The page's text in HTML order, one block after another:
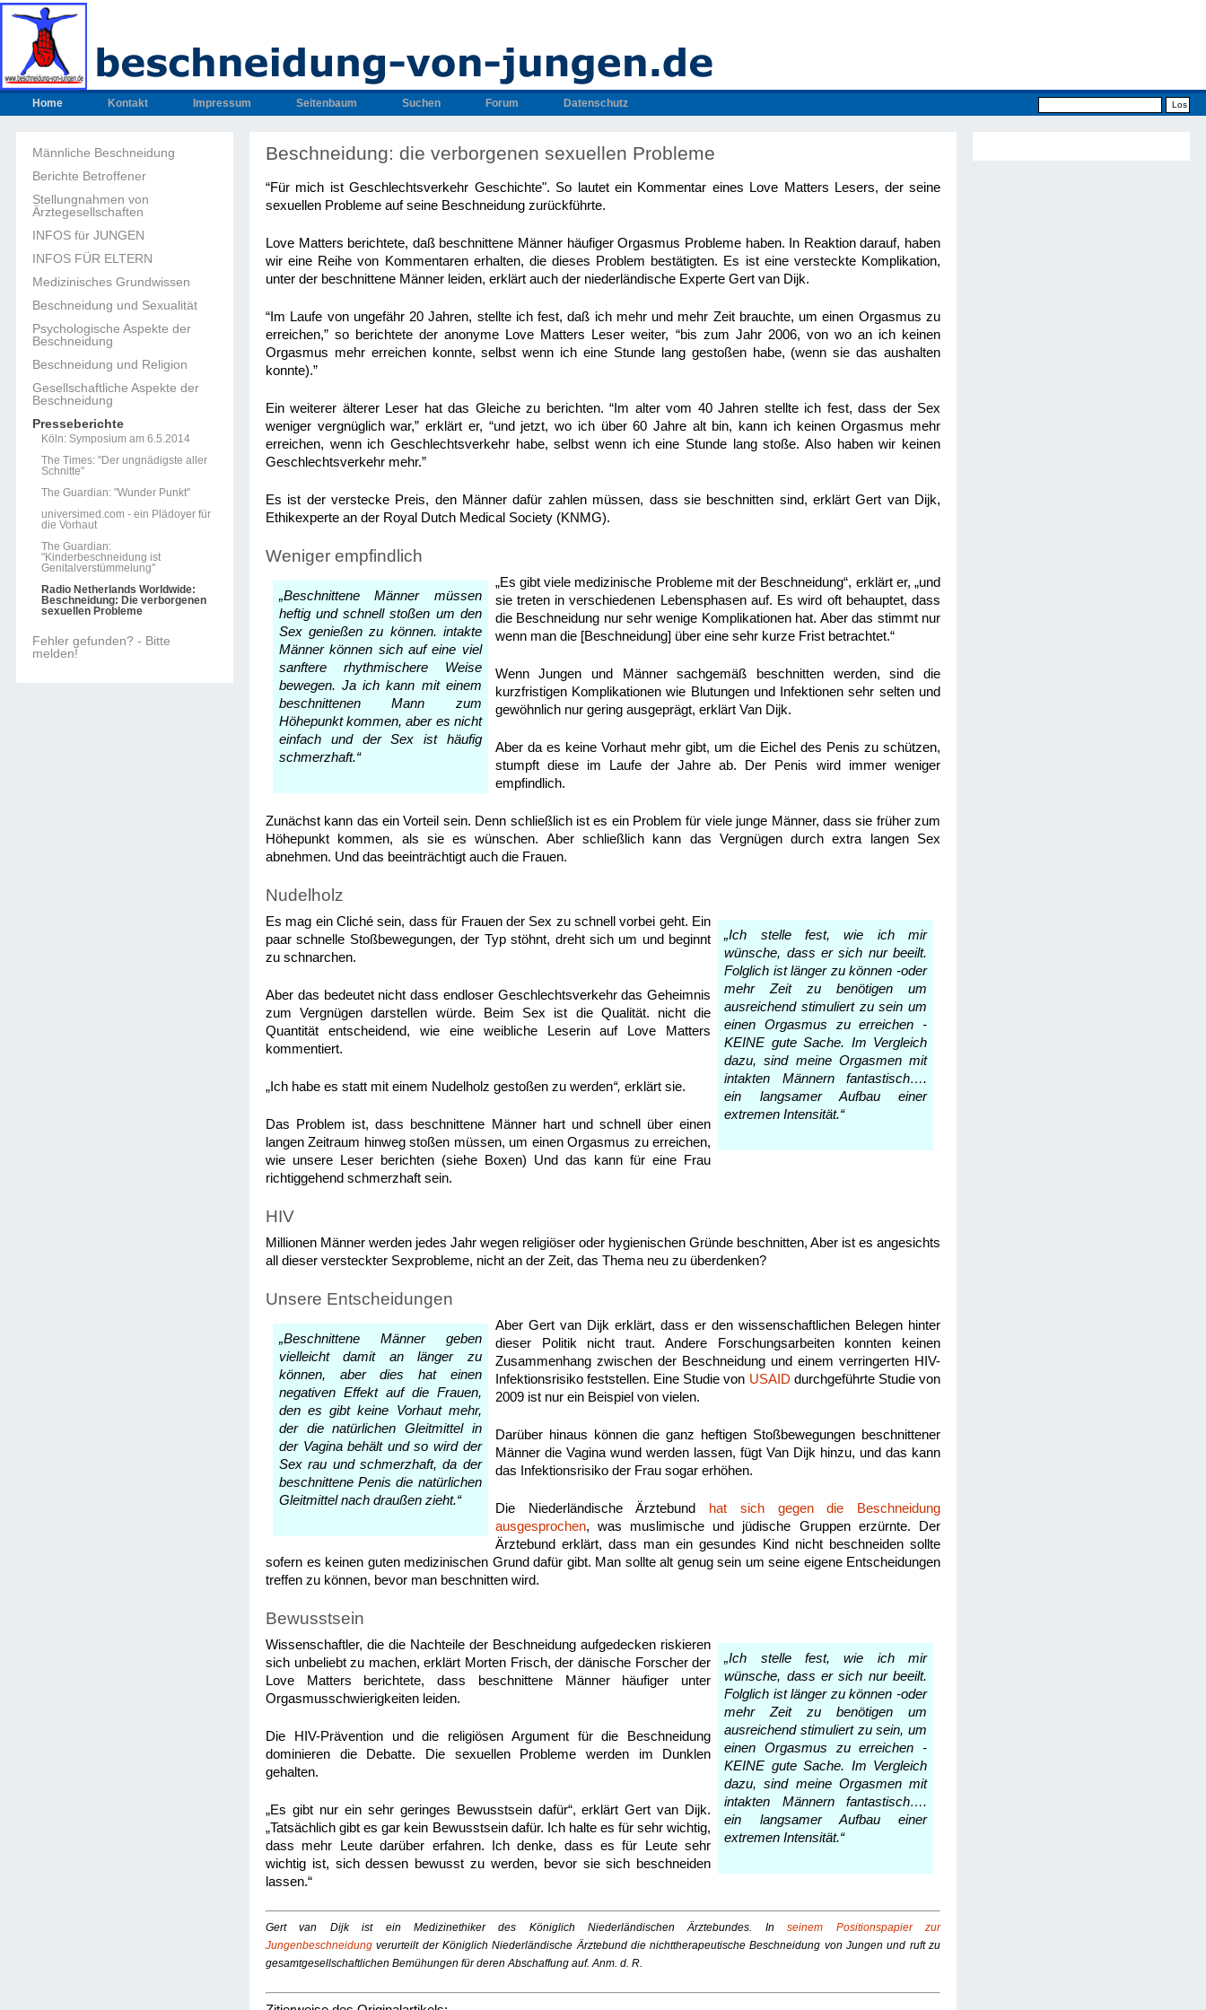
Home Kontakt Impressum Seitenbaum Suchen Forum Datenschutz
Männliche Beschneidung
Berichte Betroffener
Stellungnahmen von
Ärztegesellschaften
INFOS für JUNGEN
INFOS FÜR ELTERN
Medizinisches Grundwissen
Beschneidung und Sexualität
Psychologische Aspekte der
Beschneidung
Beschneidung und Religion
Gesellschaftliche Aspekte der
Beschneidung
Presseberichte
Köln: Symposium am 6.5.2014
The Times: "Der ungnädigste aller
Schnitte"
The Guardian: "Wunder Punkt"
universimed.com - ein Plädoyer für
die Vorhaut
The Guardian:
"Kinderbeschneidung ist
Genitalverstümmelung"
Radio Netherlands Worldwide:
Beschneidung: Die verborgenen
sexuellen Probleme
Fehler gefunden? - Bitte
melden!
Beschneidung: die verborgenen sexuellen Probleme
“Für mich ist Geschlechtsverkehr Geschichte". So lautet ein Kommentar eines Love Matters Lesers, der seine
sexuellen Probleme auf seine Beschneidung zurückführte.
Love Matters berichtete, daß beschnittene Männer häufiger Orgasmus Probleme haben. In Reaktion darauf, haben
wir eine Reihe von Kommentaren erhalten, die dieses Problem bestätigten. Es ist eine versteckte Komplikation,
unter der beschnittene Männer leiden, erklärt auch der niederländische Experte Gert van Dijk.
“Im Laufe von ungefähr 20 Jahren, stellte ich fest, daß ich mehr und mehr Zeit brauchte, um einen Orgasmus zu
erreichen,” so berichtete der anonyme Love Matters Leser weiter, “bis zum Jahr 2006, von wo an ich keinen
Orgasmus mehr erreichen konnte, selbst wenn ich eine Stunde lang gestoßen habe, (wenn sie das aushalten
konnte).”
Ein weiterer älterer Leser hat das Gleiche zu berichten. “Im alter vom 40 Jahren stellte ich fest, dass der Sex
weniger vergnüglich war,” erklärt er, “und jetzt, wo ich über 60 Jahre alt bin, kann ich keinen Orgasmus mehr
erreichen, wenn ich Geschlechtsverkehr habe, selbst wenn ich eine Stunde lang stoße. Also haben wir keinen
Geschlechtsverkehr mehr.”
Es ist der verstecke Preis, den Männer dafür zahlen müssen, dass sie beschnitten sind, erklärt Gert van Dijk,
Ethikexperte an der Royal Dutch Medical Society (KNMG).
Weniger empfindlich
„Beschnittene Männer müssen
heftig und schnell stoßen um den
Sex genießen zu können. intakte
Männer können sich auf eine viel
sanftere rhythmischere Weise
bewegen. Ja ich kann mit einem
beschnittenen Mann zum
Höhepunkt kommen, aber es nicht
einfach und der Sex ist häufig
schmerzhaft.“
„Es gibt viele medizinische Probleme mit der Beschneidung“, erklärt er, „und
sie treten in verschiedenen Lebensphasen auf. Es wird oft behauptet, dass
die Beschneidung nur sehr wenige Komplikationen hat. Aber das stimmt nur
wenn man die [Beschneidung] über eine sehr kurze Frist betrachtet.“
Wenn Jungen und Männer sachgemäß beschnitten werden, sind die
kurzfristigen Komplikationen wie Blutungen und Infektionen sehr selten und
gewöhnlich nur gering ausgeprägt, erklärt Van Dijk.
Aber da es keine Vorhaut mehr gibt, um die Eichel des Penis zu schützen,
stumpft diese im Laufe der Jahre ab. Der Penis wird immer weniger
empfindlich.
Zunächst kann das ein Vorteil sein. Denn schließlich ist es ein Problem für viele junge Männer, dass sie früher zum
Höhepunkt kommen, als sie es wünschen. Aber schließlich kann das Vergnügen durch extra langen Sex
abnehmen. Und das beeinträchtigt auch die Frauen.
Nudelholz
„Ich stelle fest, wie ich mir
wünsche, dass er sich nur beeilt.
Folglich ist länger zu können -oder
mehr Zeit zu benötigen um
ausreichend stimuliert zu sein um
einen Orgasmus zu erreichen -
KEINE gute Sache. Im Vergleich
dazu, sind meine Orgasmen mit
intakten Männern fantastisch….
ein langsamer Aufbau einer
extremen Intensität.“
Es mag ein Cliché sein, dass für Frauen der Sex zu schnell vorbei geht. Ein
paar schnelle Stoßbewegungen, der Typ stöhnt, dreht sich um und beginnt
zu schnarchen.
Aber das bedeutet nicht dass endloser Geschlechtsverkehr das Geheimnis
zum Vergnügen darstellen würde. Beim Sex ist die Qualität. nicht die
Quantität entscheidend, wie eine weibliche Leserin auf Love Matters
kommentiert.
„Ich habe es statt mit einem Nudelholz gestoßen zu werden“, erklärt sie.
Das Problem ist, dass beschnittene Männer hart und schnell über einen
langen Zeitraum hinweg stoßen müssen, um einen Orgasmus zu erreichen,
wie unsere Leser berichten (siehe Boxen) Und das kann für eine Frau
richtiggehend schmerzhaft sein.
HIV
Millionen Männer werden jedes Jahr wegen religiöser oder hygienischen Gründe beschnitten, Aber ist es angesichts
all dieser versteckter Sexprobleme, nicht an der Zeit, das Thema neu zu überdenken?
Unsere Entscheidungen
„Beschnittene Männer geben
vielleicht damit an länger zu
können, aber dies hat einen
negativen Effekt auf die Frauen,
den es gibt keine Vorhaut mehr,
der die natürlichen Gleitmittel in
der Vagina behält und so wird der
Sex rau und schmerzhaft, da der
beschnittene Penis die natürlichen
Gleitmittel nach draußen zieht.“
Aber Gert van Dijk erklärt, dass er den wissenschaftlichen Belegen hinter
dieser Politik nicht traut. Andere Forschungsarbeiten konnten keinen
Zusammenhang zwischen der Beschneidung und einem verringerten HIV-
Infektionsrisiko feststellen. Eine Studie von USAID durchgeführte Studie von
2009 ist nur ein Beispiel von vielen.
Darüber hinaus können die ganz heftigen Stoßbewegungen beschnittener
Männer die Vagina wund werden lassen, fügt Van Dijk hinzu, und das kann
das Infektionsrisiko der Frau sogar erhöhen.
Die Niederländische Ärztebund
hat sich gegen die Beschneidung
ausgesprochen, was muslimische und jüdische Gruppen erzürnte. Der
Ärztebund erklärt, dass man ein gesundes Kind nicht beschneiden sollte
sofern es keinen guten medizinischen Grund dafür gibt. Man sollte alt genug sein um seine eigene Entscheidungen
treffen zu können, bevor man beschnitten wird.
Bewusstsein
„Ich stelle fest, wie ich mir
wünsche, dass er sich nur beeilt.
Folglich ist länger zu können -oder
mehr Zeit zu benötigen um
ausreichend stimuliert zu sein, um
einen Orgasmus zu erreichen -
KEINE gute Sache. Im Vergleich
dazu, sind meine Orgasmen mit
intakten Männern fantastisch….
ein langsamer Aufbau einer
extremen Intensität.“
Wissenschaftler, die die Nachteile der Beschneidung aufgedecken riskieren
sich unbeliebt zu machen, erklärt Morten Frisch, der dänische Forscher der
Love Matters berichtete, dass beschnittene Männer häufiger unter
Orgasmusschwierigkeiten leiden.
Die HIV-Prävention und die religiösen Argument für die Beschneidung
dominieren die Debatte. Die sexuellen Probleme werden im Dunklen
gehalten.
„Es gibt nur ein sehr geringes Bewusstsein dafür“, erklärt Gert van Dijk.
„Tatsächlich gibt es gar kein Bewusstsein dafür. Ich halte es für sehr wichtig,
dass mehr Leute darüber erfahren. Ich denke, dass es für Leute sehr
wichtig ist, sich dessen bewusst zu werden, bevor sie sich beschneiden
lassen.“
Gert van Dijk ist ein Medizinethiker des Königlich Niederländischen Ärztebundes. Inseinem Positionspapier zur
Jungenbeschneidung verurteilt der Königlich Niederländische Ärztebund die nichttherapeutische Beschneidung von Jungen und ruft zu
gesamtgesellschaftlichen Bemühungen für deren Abschaffung auf. Anm. d. R.